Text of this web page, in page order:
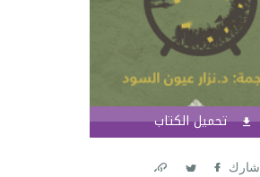
تحميل الكتاب
شارك